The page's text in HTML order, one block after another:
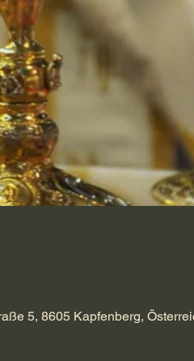
5, 8605 Kapfenberg,